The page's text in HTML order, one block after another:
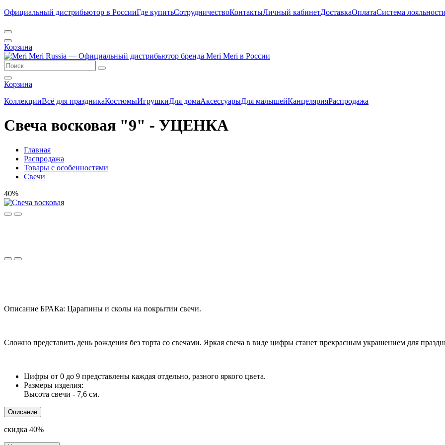
Официальный дистрибьютор в РоссииГде купитьСотрудничествоКонтактыЛичный кабинетДоставкаОплатаСистема лояльности
Корзина
Корзина
КоллекцииВсё для праздникаКостюмыИгрушкиДля домаАксессуарыДля малышейКанцелярияРаспродажа
Свеча восковая "9" - УЦЕНКА
Главная
Распродажа
Товары с особенностями
Свечи
40%
Описание БРАКа: Царапины и сколы на покрытии свечи.
Сложно представить день рождения без торта со свечами. Яркая свеча в виде цифры станет прекрасным украшением для
Цифры от 0 до 9 представлены каждая отдельно, разного яркого цвета.
Размеры изделия:
Высота свечи - 7,6 см.
Описание
скидка 40%